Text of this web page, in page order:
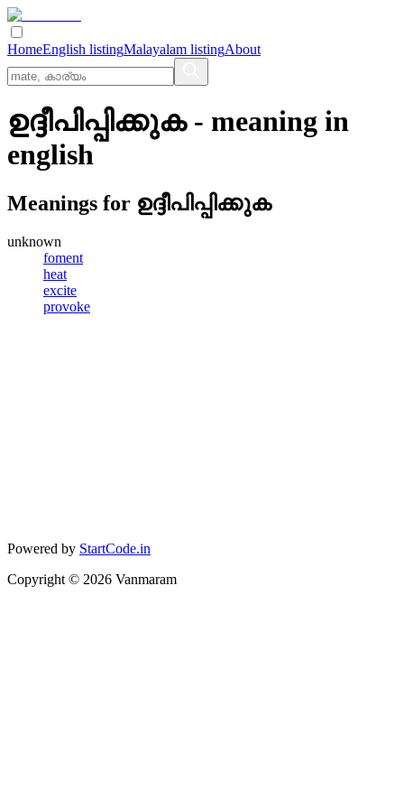
HomeEnglish listingMalayalam listingAbout
ഉദ്ദീപിപ്പിക്കുക- meaning in
english
Meanings for ഉദ്ദീപിപ്പിക്കുക
unknown
foment
heat
excite
provoke
Powered by StartCode.in
Copyright © 2026 Vanmaram